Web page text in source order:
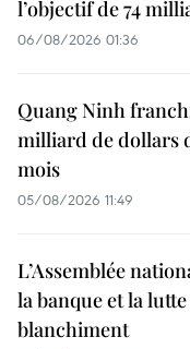
l’objectif de 74
06/08/2026 01:36
Quang Ninh
milliard de dollars
mois
05/08/2026 11:49
L’Assemblée
la banque et la
blanchiment